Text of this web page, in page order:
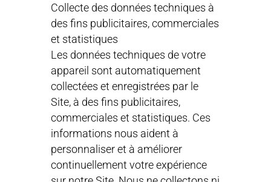
Collecte des données techniques à
des fins publicitaires, commerciales
et statistiques
Les données techniques de votre
appareil sont automatiquement
collectées et enregistrées par le
Site, à des fins publicitaires,
commerciales et statistiques. Ces
informations nous aident à
personnaliser et à améliorer
continuellement votre expérience